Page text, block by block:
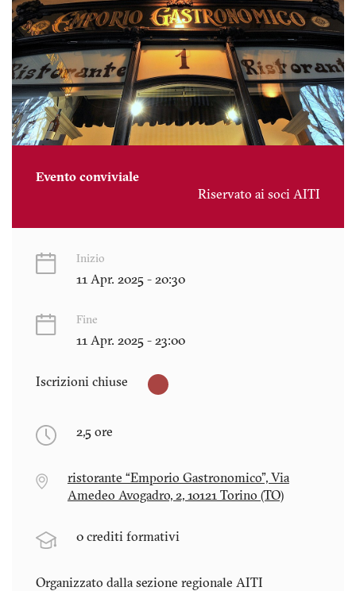
Evento conviviale
Riservato ai soci AITI
Inizio
11 Apr. 2025 - 20:30
Fine
11 Apr. 2025 - 23:00
Iscrizioni chiuse
2,5 ore
ristorante “Emporio Gastronomico", Via
Amedeo Avogadro, 2, 10121 Torino (TO)
0 crediti formativi
Organizzato dalla sezione regionale AITI